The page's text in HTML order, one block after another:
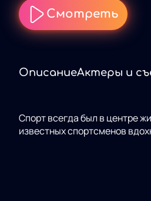
Смотреть
ОписаниеАктеры и
Спорт всегда был в центре
известных спортсменов